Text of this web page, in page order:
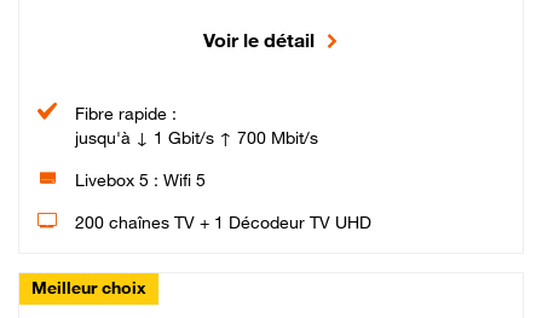
Voir le détail
Fibre rapide :
jusqu'à ↓ 1 Gbit/s ↑ 700 Mbit/s
Livebox 5 : Wifi 5
200 chaînes TV + 1 Décodeur TV UHD
Meilleur choix